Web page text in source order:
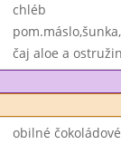
chléb
čaj aloe a
obilné